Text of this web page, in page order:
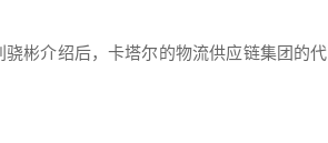
彬介绍后，卡塔尔的物流供应链集团的代